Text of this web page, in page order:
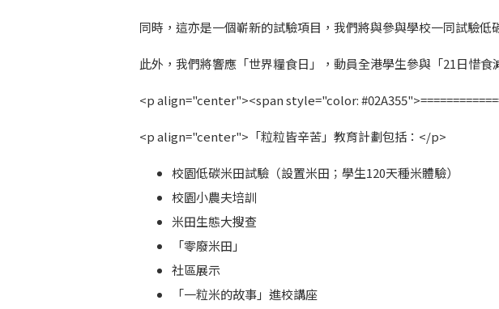
同時，這亦是一個嶄新的試驗項目，我們將與參與學校一同試驗
此外，我們將響應「世界糧食日」，動員全港學生參與「21日惜
<p align="center"><span style="color:
<p align="center">「粒粒皆辛苦」教育計劃包括：</p>
校園低碳米田試驗（設置米田；學生120天種米體驗）
校園小農夫培訓
米田生態大搜查
「零廢米田」
社區展示
「一粒米的故事」進校講座